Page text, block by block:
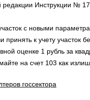
Инструкции №
с новыми
к учету участок
оценке 1 рубль за
на счет 103 как
госсектора